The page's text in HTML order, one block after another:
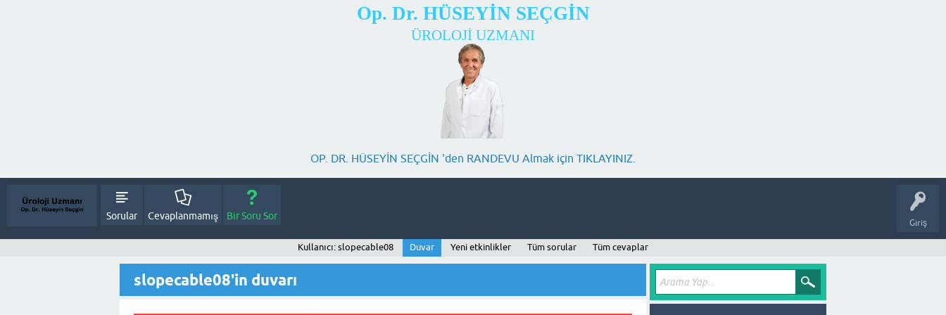
Op. Dr. HÜSEYİN SEÇGİN
ÜROLOJİ UZMANI
OP. DR. HÜSEYİN SEÇGİN 'den RANDEVU Almak için TIKLAYINIZ.
Giriş
Sorular Cevaplanmamış Bir Soru Sor
Kullanıcı: slopecable08 Duvar Yeni etkinlikler Tüm sorular Tüm cevaplar
slopecable08'in duvarı